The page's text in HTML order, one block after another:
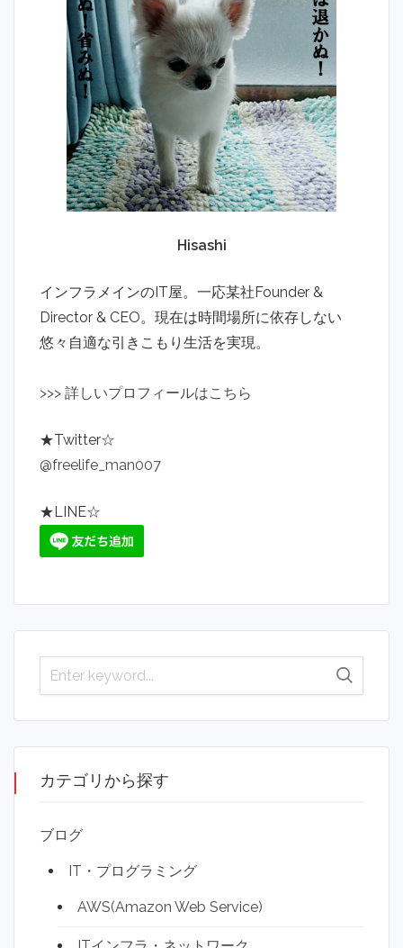
Hisashi
インフラメインのIT屋。一応某社Founder &
Director & CEO。現在は時間場所に依存しない
悠々自適な引きこもり生活を実現。
>>> 詳しいプロフィールはこちら
★Twitter☆
@freelife_man007
★LINE☆
カテゴリから探す
ブログ
IT・プログラミング
AWS(Amazon Web Service)